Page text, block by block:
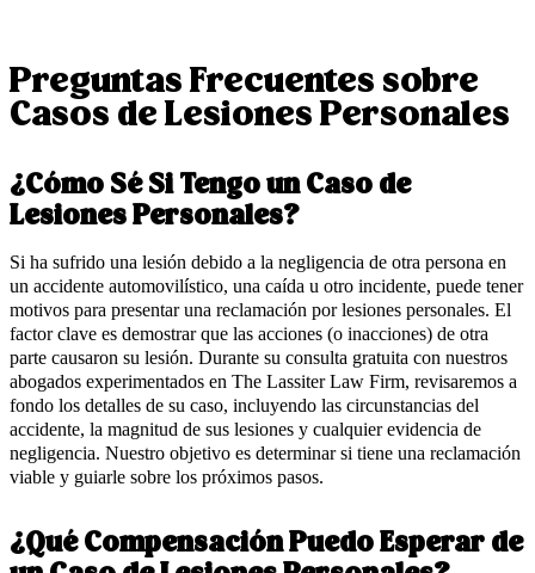
Preguntas Frecuentes sobre
Casos de Lesiones Personales
¿Cómo Sé Si Tengo un Caso de
Lesiones Personales?
Si ha sufrido una lesión debido a la negligencia de otra persona en
un accidente automovilístico, una caída u otro incidente, puede tener
motivos para presentar una reclamación por lesiones personales. El
factor clave es demostrar que las acciones (o inacciones) de otra
parte causaron su lesión. Durante su consulta gratuita con nuestros
abogados experimentados en The Lassiter Law Firm, revisaremos a
fondo los detalles de su caso, incluyendo las circunstancias del
accidente, la magnitud de sus lesiones y cualquier evidencia de
negligencia. Nuestro objetivo es determinar si tiene una reclamación
viable y guiarle sobre los próximos pasos.
¿Qué Compensación Puedo Esperar de